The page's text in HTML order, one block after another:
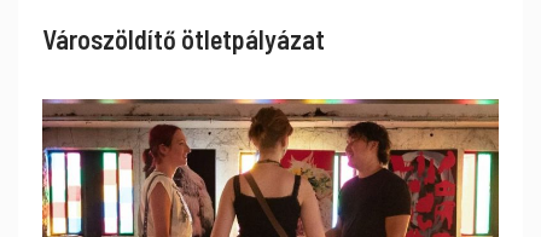
Városzöldítő ötletpályázat